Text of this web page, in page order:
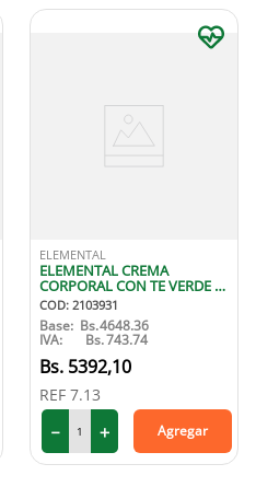
ELEMENTAL
ELEMENTAL CREMA
CORPORAL CON TE VERDE Y
PEPINO 500 ML
COD: 2103931
Base: Bs.4648.36
IVA: Bs.743.74
5392,10
REF 7.13
＋
－ Agregar